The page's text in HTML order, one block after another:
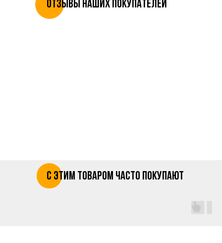
отзывы наших покупателей
с этим товаром часто покупают